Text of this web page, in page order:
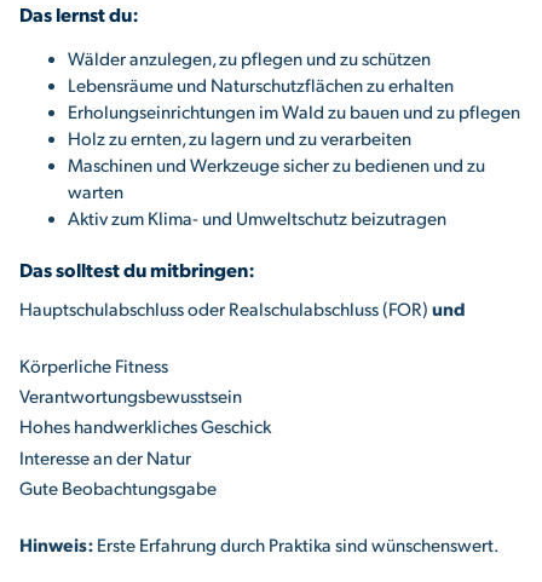
Das lernst du:
Wälder anzulegen, zu pflegen und zu schützen
Lebensräume und Naturschutzflächen zu erhalten
Erholungseinrichtungen im Wald zu bauen und zu pflegen
Holz zu ernten, zu lagern und zu verarbeiten
Maschinen und Werkzeuge sicher zu bedienen und zu
warten
Aktiv zum Klima- und Umweltschutz beizutragen
Das solltest du mitbringen:
Hauptschulabschluss oder Realschulabschluss (FOR) und
Körperliche Fitness
Verantwortungsbewusstsein
Hohes handwerkliches Geschick
Interesse an der Natur
Gute Beobachtungsgabe
Hinweis: Erste Erfahrung durch Praktika sind wünschenswert.